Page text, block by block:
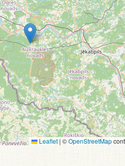
Leaflet | ©OpenStreetMap